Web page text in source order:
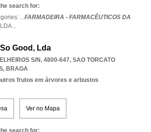
search for:
...FARMADEIRA - FARMACÊUTICOS DA
LDA...
Good, Lda
S/N, 4800-647, SAO TORCATO
, BRAGA
frutos em árvores e arbustos
Ver no Mapa
search for: